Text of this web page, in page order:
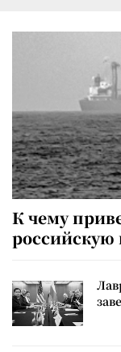
К чему
российскую